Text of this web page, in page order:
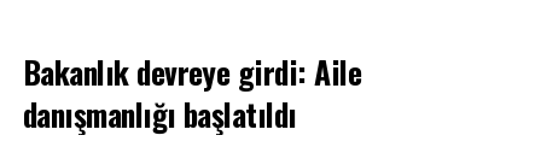
Bakanlık devreye girdi: Aile
danışmanlığı başlatıldı